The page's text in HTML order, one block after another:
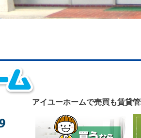
アイユーホームで売買も賃貸